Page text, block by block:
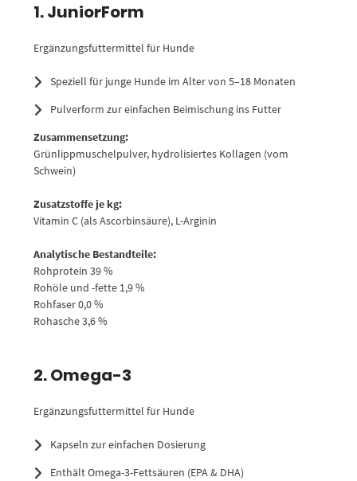
1. JuniorForm
Ergänzungsfuttermittel für Hunde
Speziell für junge Hunde im Alter von 5–18 Monaten
Pulverform zur einfachen Beimischung ins Futter
Zusammensetzung:
Grünlippmuschelpulver, hydrolisiertes Kollagen (vom
Schwein)
Zusatzstoffe je kg:
Vitamin C (als Ascorbinsäure), L-Arginin
Analytische Bestandteile:
Rohprotein 39 %
Rohöle und -fette 1,9 %
Rohfaser 0,0 %
Rohasche 3,6 %
2. Omega-3
Ergänzungsfuttermittel für Hunde
Kapseln zur einfachen Dosierung
Enthält Omega-3-Fettsäuren (EPA & DHA)